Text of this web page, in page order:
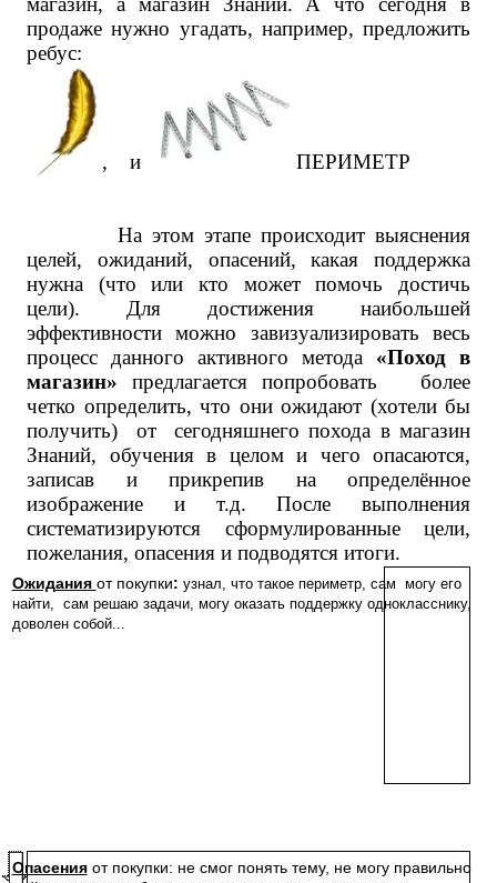
продаже нужно угадать, например, предложить
ребус:
, и ПЕРИМЕТР
На этом этапе происходит выяснения
целей, ожиданий, опасений, какая поддержка
нужна (что или кто может помочь достичь
цели). Для достижения наибольшей
эффективности можно завизуализировать весь
процесс данного активного метода «Поход в
магазин» предлагается попробовать более
четко определить, что они ожидают (хотели бы
получить) от сегодняшнего похода в магазин
Знаний, обучения в целом и чего опасаются,
записав и прикрепив на определённое
изображение и т.д. После выполнения
систематизируются сформулированные цели,
пожелания, опасения и подводятся итоги.
Ожидания от покупки: узнал, что такое периметр, сам могу его
найти, сам решаю задачи, могу оказать поддержку однокласснику,
доволен собой...
Опасенияот покупки: не смог понять тему, не могу правильно